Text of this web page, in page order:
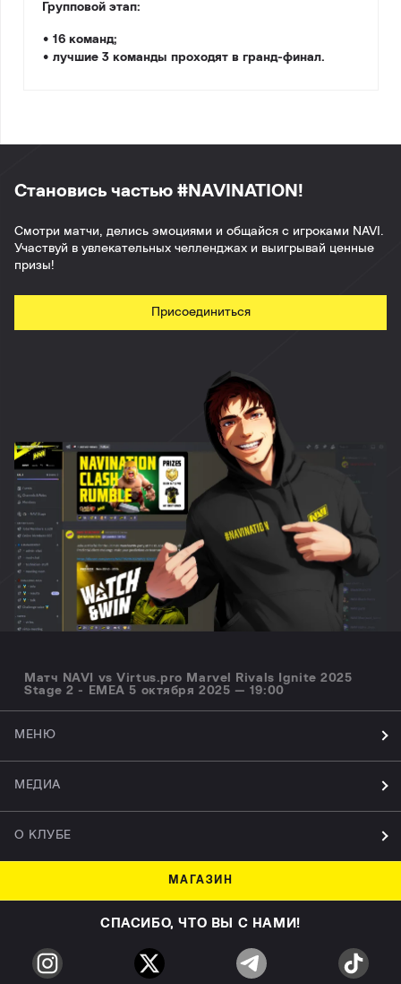
Групповой этап:
• 16 команд;
• лучшие 3 команды проходят в гранд-финал.
Становись частью #NAVINATION!
Смотри матчи, делись эмоциями и общайся с игроками NAVI.
Участвуй в увлекательных челленджах и выигрывай ценные
призы!
Присоединиться
Матч NAVI vs Virtus.pro Marvel Rivals Ignite 2025
Stage 2 - EMEA 5 октября 2025 — 19:00
МЕНЮ
МЕДИА
О КЛУБЕ
МАГАЗИН
СПАСИБО, ЧТО ВЫ С НАМИ!